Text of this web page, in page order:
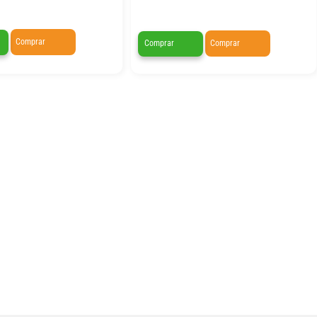
Comprar Comprar Comprar